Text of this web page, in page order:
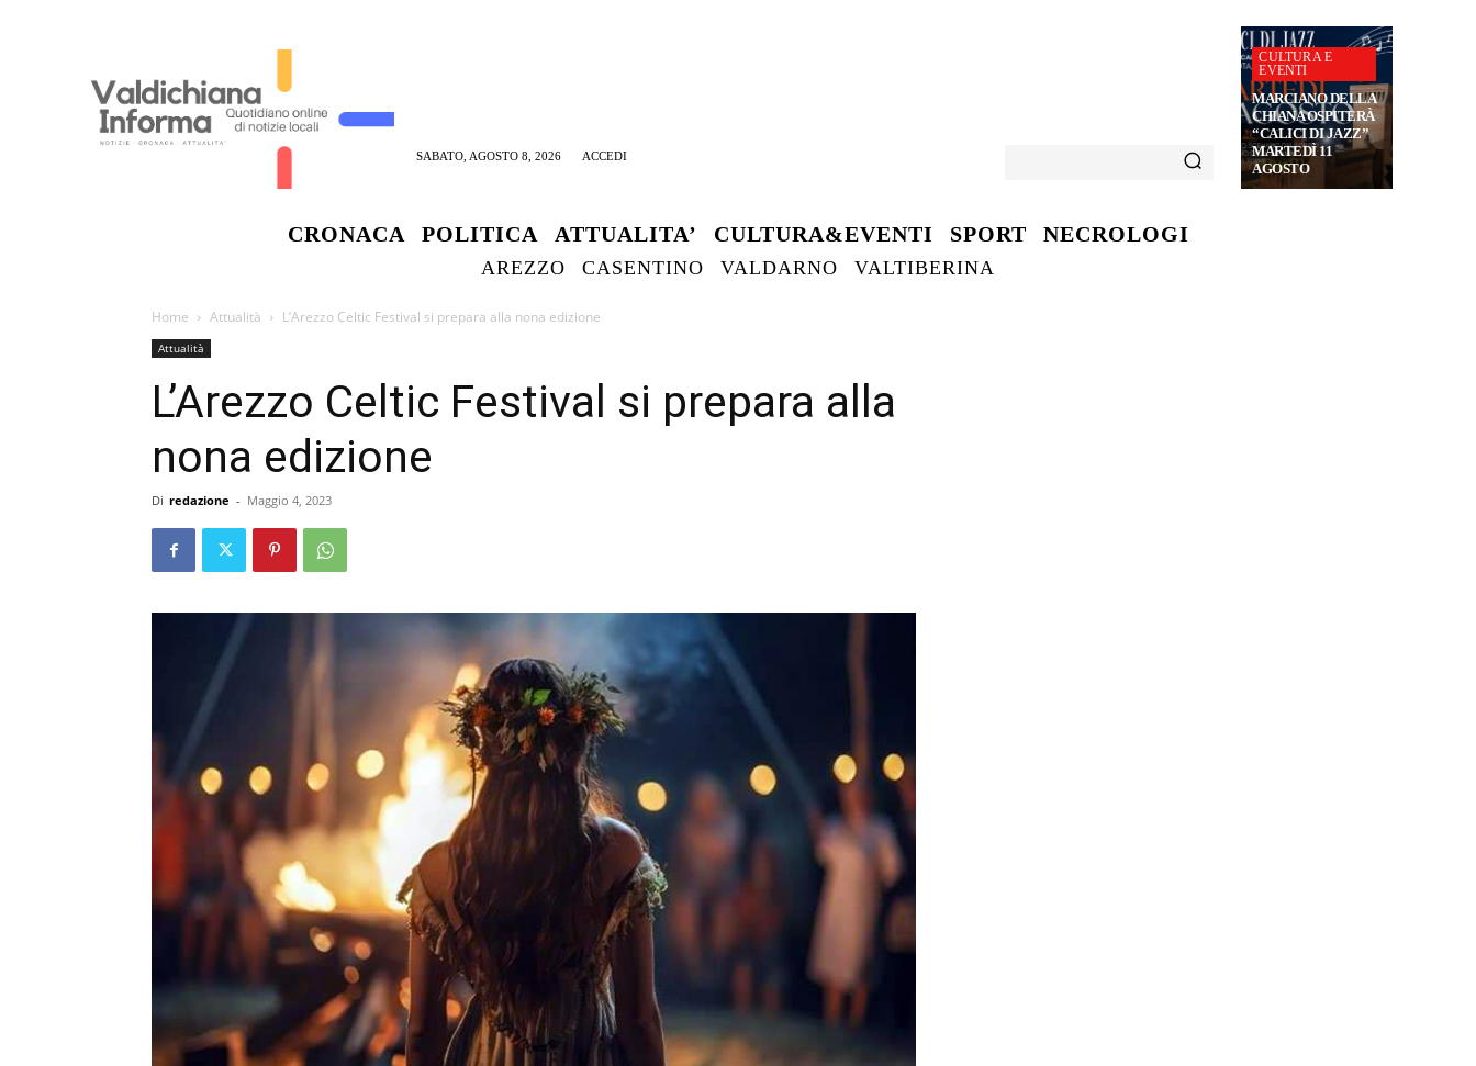
SABATO, AGOSTO 8, 2026 ACCEDI
CULTURA E
EVENTI
MARCIANO DELLA
CHIANA OSPITERÀ
“CALICI DI JAZZ”
MARTEDÌ 11
AGOSTO
CRONACA POLITICA ATTUALITA’ CULTURA&EVENTI SPORT NECROLOGI
AREZZO CASENTINO VALDARNO VALTIBERINA
Home Attualità L’Arezzo Celtic Festival si prepara alla nona edizione
Attualità
L’Arezzo Celtic Festival si prepara alla
nona edizione
Di redazione - Maggio 4, 2023